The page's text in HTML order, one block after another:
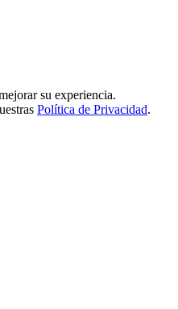
su experiencia.
Política de Privacidad.